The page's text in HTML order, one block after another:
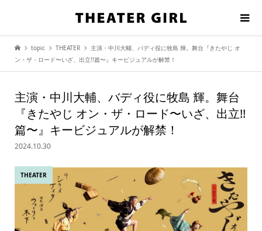
topic THEATER
主演・中川⼤輔、バディ役に牧島 輝。舞台『きたやじ オ
ン・ザ・ロード〜いざ、出⽴!!篇〜』キービジュアルが解禁！
主演・中川⼤輔、バディ役に牧島 輝。舞台
『きたやじ オン・ザ・ロード〜いざ、出⽴!!
篇〜』キービジュアルが解禁！
2024.10.30
THEATER